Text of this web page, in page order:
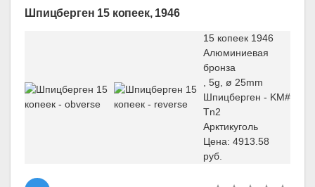
Шпицберген 15 копеек, 1946
15 копеек 1946
Алюминиевая
бронза
, 5g, ø 25mm
Шпицберген - KM#
Tn2
Арктикуголь
Цена: 4913.58
руб.